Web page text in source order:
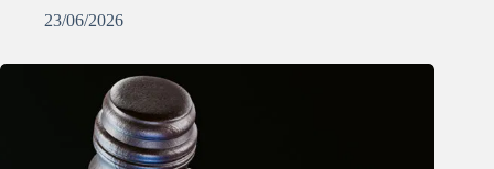
23/06/2026